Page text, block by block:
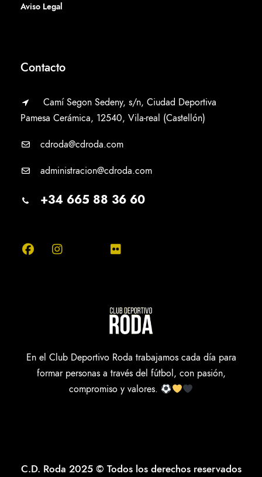
Aviso Legal
Contacto
Camí Segon Sedeny, s/n, Ciudad Deportiva
Pamesa Cerámica, 12540, Vila-real (Castellón)
cdroda@cdroda.com
administracion@cdroda.com
+34 665 88 36 60
En el Club Deportivo Roda trabajamos cada día para
formar personas a través del fútbol, con pasión,
compromiso y valores.
C.D. Roda 2025 © Todos los derechos reservados